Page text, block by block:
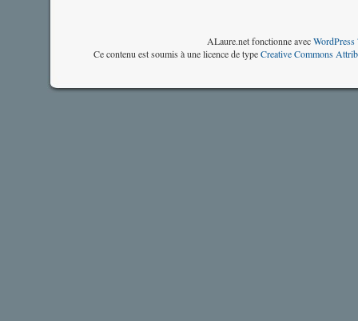
ALaure.net fonctionne avecWordPress
Ce contenu est soumis à une licence de typeCreative Commons